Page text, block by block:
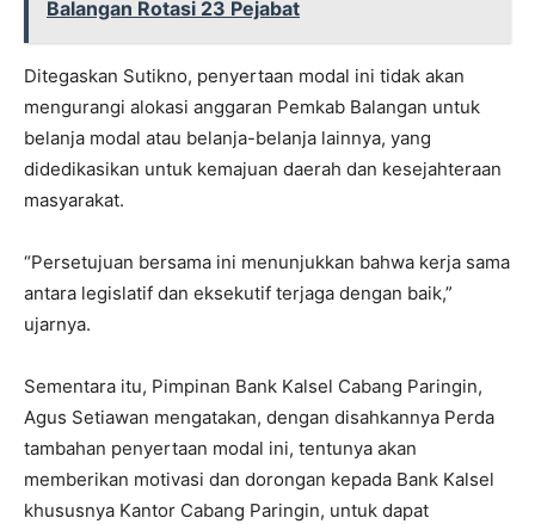
Balangan Rotasi 23 Pejabat
Ditegaskan Sutikno, penyertaan modal ini tidak akan
mengurangi alokasi anggaran Pemkab Balangan untuk
belanja modal atau belanja-belanja lainnya, yang
didedikasikan untuk kemajuan daerah dan kesejahteraan
masyarakat.
“Persetujuan bersama ini menunjukkan bahwa kerja sama
antara legislatif dan eksekutif terjaga dengan baik,”
ujarnya.
Sementara itu, Pimpinan Bank Kalsel Cabang Paringin,
Agus Setiawan mengatakan, dengan disahkannya Perda
tambahan penyertaan modal ini, tentunya akan
memberikan motivasi dan dorongan kepada Bank Kalsel
khususnya Kantor Cabang Paringin, untuk dapat